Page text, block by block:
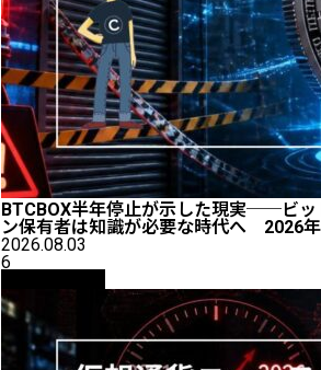
BTCBOX半年停止が示した現実──ビッ
ン保有者は知識が必要な時代へ 2026
2026.08.03
6